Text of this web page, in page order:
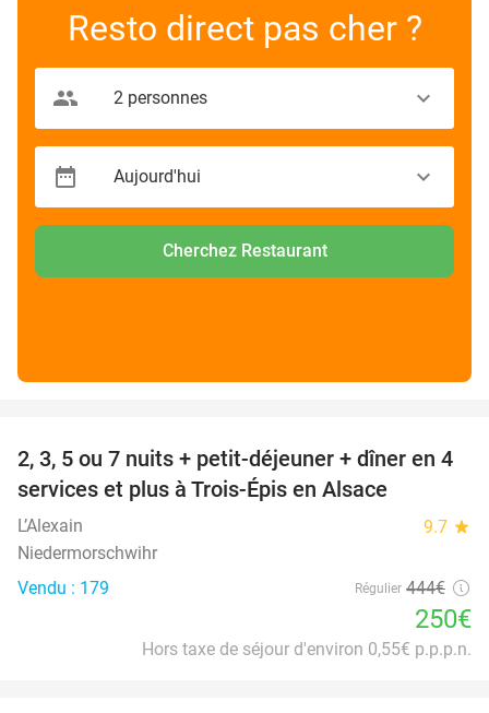
Resto direct pas cher ?
Cherchez Restaurant
44%
2, 3, 5 ou 7 nuits + petit-déjeuner + dîner en 4
services et plus à Trois-Épis en Alsace
L’Alexain 9.7 star
Niedermorschwihr
Vendu : 179
Régulier 444€
250€
Hors taxe de séjour d'environ 0,55€ p.p.p.n.